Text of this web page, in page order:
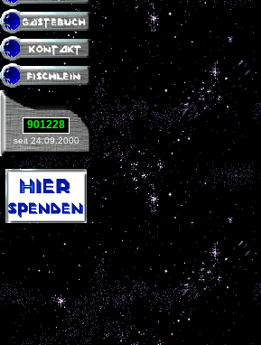
901228
seit 24.09.2000